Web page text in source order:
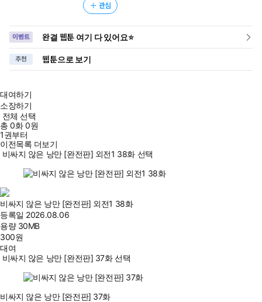
관심
이벤트 완결 웹툰 여기 다 있어요⭐
추천 웹툰으로 보기
대여하기
소장하기
전체 선택
총0화0원
1권부터
이전목록 더보기
비싸지 않은 낭만 [완전판] 외전1 38화 선택
비싸지 않은 낭만 [완전판] 외전1 38화
등록일 2026.08.06
용량 30MB
300원
대여
비싸지 않은 낭만 [완전판] 37화 선택
비싸지 않은 낭만 [완전판] 37화